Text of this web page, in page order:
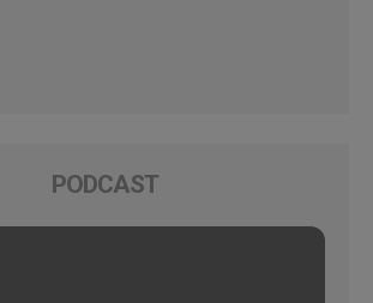
PODCAST